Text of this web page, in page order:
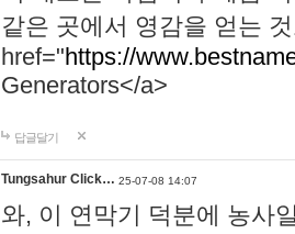
같은 곳에서 영감을 얻는
href="https://
Generators</a>
답글달기
Tungsahur Click… 25-07-08 14:07
와, 이 연막기 덕분에 농사